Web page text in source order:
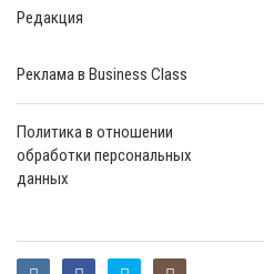
Редакция
Реклама в Business Class
Политика в отношении
обработки персональных
данных